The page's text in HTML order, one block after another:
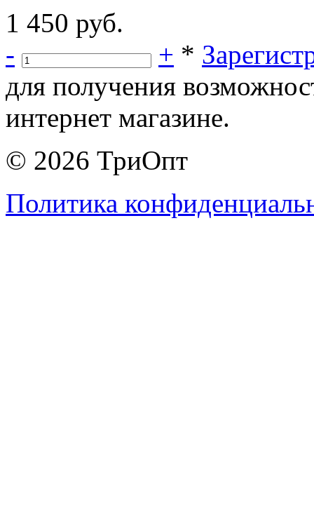
1 450 руб.
-
+ *
для получения
интернет магазине.
© 2026 ТриОпт
Политика